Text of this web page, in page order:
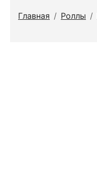
Главная / Роллы /